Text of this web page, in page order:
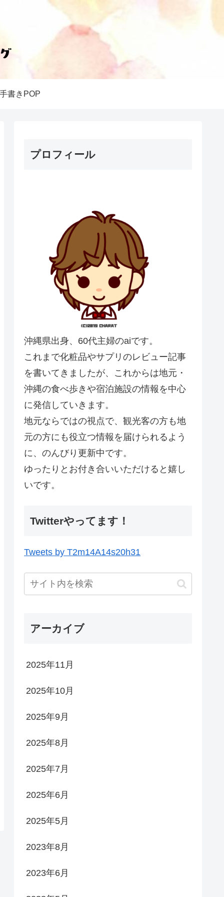
手書きPOP
プロフィール
沖縄県出身、60代主婦のaiです。
これまで化粧品やサプリのレビュー記事
を書いてきましたが、これからは地元・
沖縄の食べ歩きや宿泊施設の情報を中心
に発信していきます。
地元ならではの視点で、観光客の方も地
元の方にも役立つ情報を届けられるよう
に、のんびり更新中です。
ゆったりとお付き合いいただけると嬉し
いです。
Twitterやってます！
Tweets by T2m14A14s20h31
アーカイブ
2025年11月
2025年10月
2025年9月
2025年8月
2025年7月
2025年6月
2025年5月
2023年8月
2023年6月